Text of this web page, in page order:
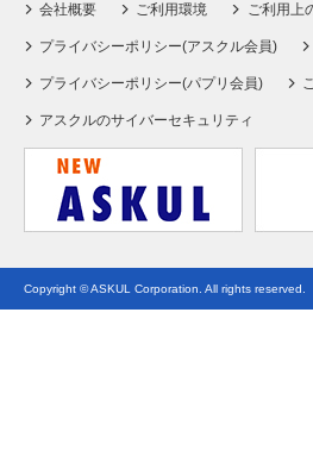
会社概要 ご利用環境 ご利用上
プライバシーポリシー(アスクル会員)
プライバシーポリシー(パプリ会員)
アスクルのサイバーセキュリティ
Copyright © ASKUL Corporation. All rights reserved.